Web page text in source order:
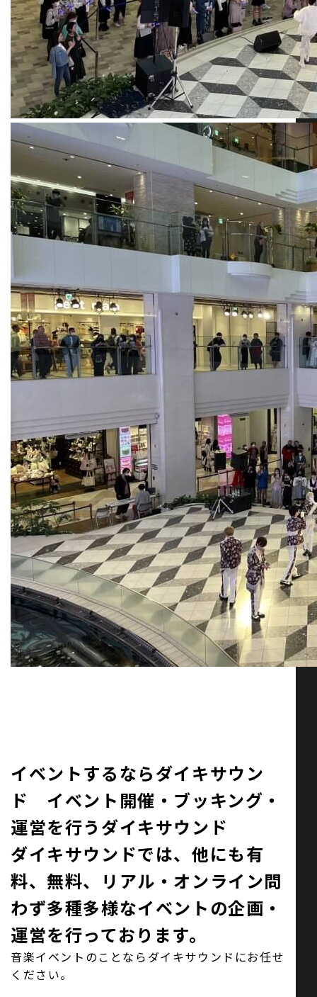
イベントするならダイキサウン
ド イベント開催・ブッキング・
運営を行うダイキサウンド
ダイキサウンドでは、他にも有
料、無料、リアル・オンライン問
わず多種多様なイベントの企画・
運営を行っております。
音楽イベントのことならダイキサウンドにお任せ
ください。